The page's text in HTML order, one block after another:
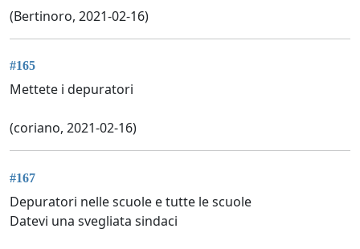
(Bertinoro, 2021-02-16)
#165
Mettete i depuratori
(coriano, 2021-02-16)
#167
Depuratori nelle scuole e tutte le scuole
Datevi una svegliata sindaci